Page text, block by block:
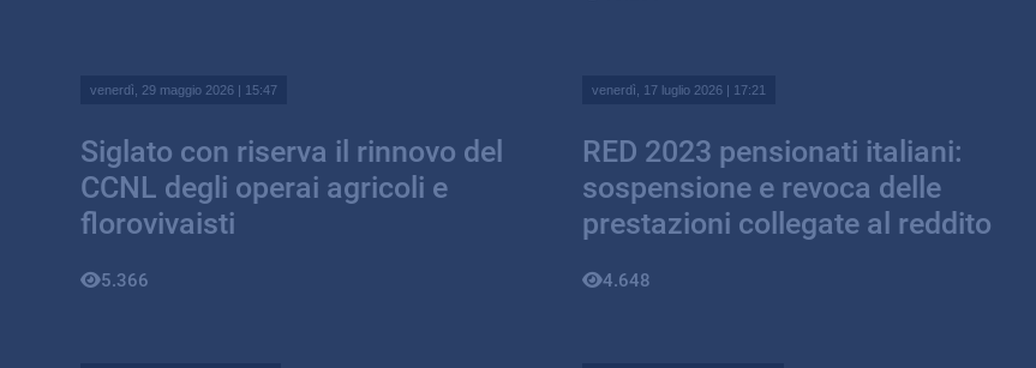
venerdì, 29 maggio 2026 | 15:47
Siglato con riserva il rinnovo del
CCNL degli operai agricoli e
florovivaisti
5.366
venerdì, 17 luglio 2026 | 17:21
RED 2023 pensionati italiani:
sospensione e revoca delle
prestazioni collegate al reddito
4.648